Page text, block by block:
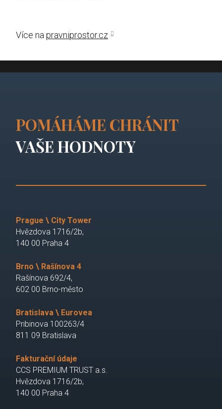
Více na pravniprostor.cz
POMÁHÁME CHRÁNIT
VAŠE HODNOTY
Prague \ City Tower
Hvězdova 1716/2b,
140 00 Praha 4
Brno \ Rašínova 4
Rašínova 692/4,
602 00 Brno-město
Bratislava \ Eurovea
Pribinova 100263/4
811 09 Bratislava
Fakturační údaje
CCS PREMIUM TRUST a.s.
Hvězdova 1716/2b,
140 00 Praha 4